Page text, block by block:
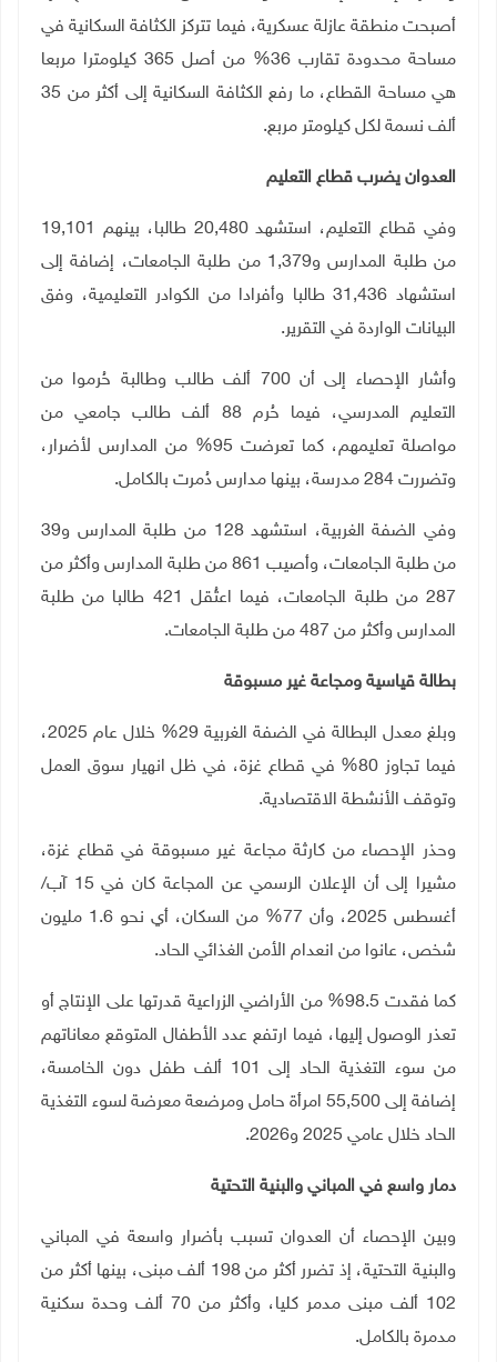
أصبحت منطقة عازلة عسكرية، فيما تتركز الكثافة السكانية في
مساحة محدودة تقارب 36% من أصل 365 كيلومترا مربعا
هي مساحة القطاع، ما رفع الكثافة السكانية إلى أكثر من 35
ألف نسمة لكل كيلومتر مربع.
العدوان يضرب قطاع التعليم
وفي قطاع التعليم، استشهد 20,480 طالبا، بينهم 19,101
من طلبة المدارس و1,379 من طلبة الجامعات، إضافة إلى
استشهاد 31,436 طالبا وأفرادا من الكوادر التعليمية، وفق
البيانات الواردة في التقرير.
وأشار الإحصاء إلى أن 700 ألف طالب وطالبة حُرموا من
التعليم المدرسي، فيما حُرم 88 ألف طالب جامعي من
مواصلة تعليمهم، كما تعرضت 95% من المدارس لأضرار،
وتضررت 284 مدرسة، بينها مدارس دُمرت بالكامل
.
وفي الضفة الغربية، استشهد 128 من طلبة المدارس و39
من طلبة الجامعات، وأصيب 861 من طلبة المدارس وأكثر من
287 من طلبة الجامعات، فيما اعتُقل 421 طالبا من طلبة
المدارس وأكثر من 487 من طلبة الجامعات
.
بطالة قياسية ومجاعة غير مسبوقة
وبلغ معدل البطالة في الضفة الغربية 29% خلال عام 2025،
فيما تجاوز 80% في قطاع غزة، في ظل انهيار سوق العمل
وتوقف الأنشطة الاقتصادية.
وحذر الإحصاء من كارثة مجاعة غير مسبوقة في قطاع غزة،
مشيرا إلى أن الإعلان الرسمي عن المجاعة كان في 15 آب/
أغسطس 2025، وأن 77% من السكان، أي نحو 1.6 مليون
شخص، عانوا من انعدام الأمن الغذائي الحاد.
كما فقدت 98.5% من الأراضي الزراعية قدرتها على الإنتاج أو
تعذر الوصول إليها، فيما ارتفع عدد الأطفال المتوقع معاناتهم
من سوء التغذية الحاد إلى 101 ألف طفل دون الخامسة،
إضافة إلى 55,500 امرأة حامل ومرضعة معرضة لسوء التغذية
الحاد خلال عامي 2025 و2026
.
دمار واسع في المباني والبنية التحتية
وبين الإحصاء أن العدوان تسبب بأضرار واسعة في المباني
والبنية التحتية، إذ تضرر أكثر من 198 ألف مبنى، بينها أكثر من
102 ألف مبنى مدمر كليا، وأكثر من 70 ألف وحدة سكنية
مدمرة بالكامل.